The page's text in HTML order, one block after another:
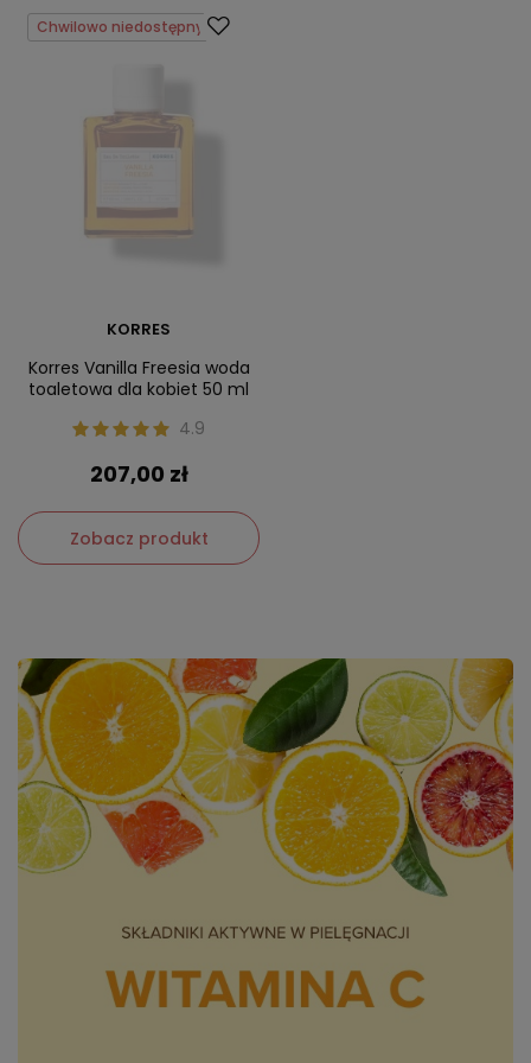
Chwilowo niedostępny
KORRES
Korres Vanilla Freesia woda
toaletowa dla kobiet 50 ml
4.9
207,00 zł
Zobacz produkt